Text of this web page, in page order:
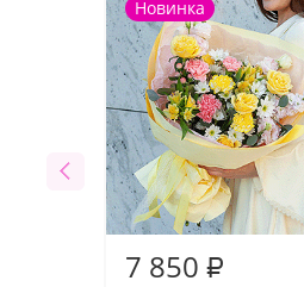
Новинка
7 850 ₽